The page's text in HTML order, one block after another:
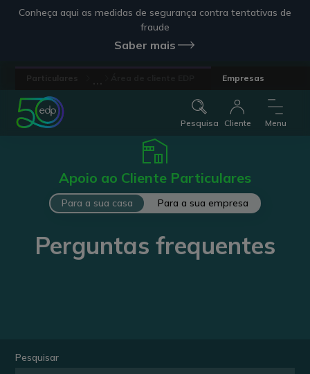
Conheça aqui as medidas de segurança contra tentativas de
fraude
Saber mais
Empresas
Pesquisa Cliente Menu
Apoio ao Cliente Particulares
Para a sua casa Para a sua empresa
Perguntas frequentes
Pesquisar